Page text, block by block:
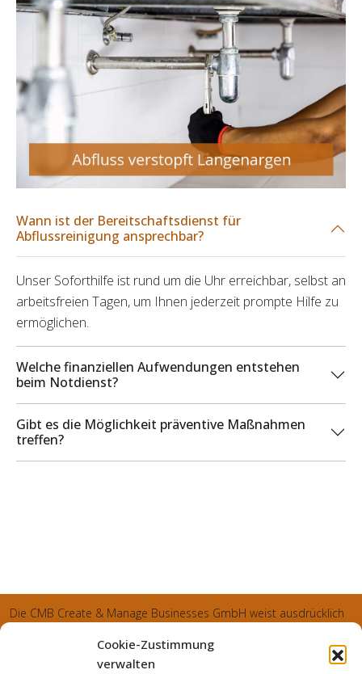
Cookie-Zustimmung
verwalten
Wann ist der Bereitschaftsdienst für
Abflussreinigung ansprechbar?
Unser Soforthilfe ist rund um die Uhr erreichbar, selbst an
arbeitsfreien Tagen, um Ihnen jederzeit prompte Hilfe zu
ermöglichen.
Welche finanziellen Aufwendungen entstehen
beim Notdienst?
Gibt es die Möglichkeit präventive Maßnahmen
treffen?
Die CMB Create & Manage Businesses GmbH weist ausdrücklich
und sämtliche generierte Aufträge an die SecuPart GmbH